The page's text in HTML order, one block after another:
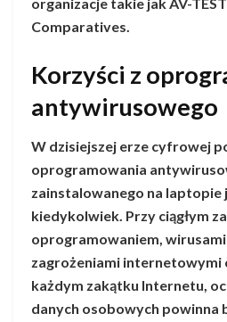
Comparatives.
Korzyści z
antywirusowego
W dzisiejszej erze cyfrowej
oprogramowania
zainstalowanego na laptopie
kiedykolwiek. Przy ciągłym
oprogramowaniem,
zagrożeniami internetowymi
każdym zakątku Internetu,
danych osobowych powinna